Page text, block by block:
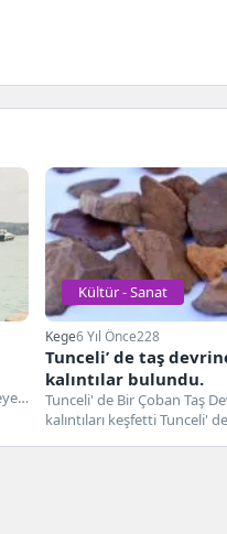
Kültür - Sanat
Kege6 Yıl Önce228
Tunceli’ de taş
kalıntılar bulundu.
Tunceli' de Bir Çoban Taş
kalıntıları keşfetti Tunceli'